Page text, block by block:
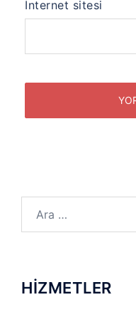
İnternet sitesi
HİZMETLER